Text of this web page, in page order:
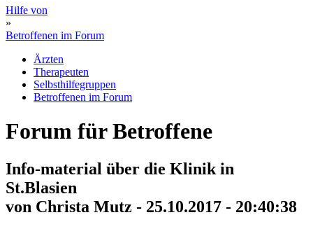
Hilfe von
»
Betroffenen im Forum
Ärzten
Therapeuten
Selbsthilfegruppen
Betroffenen im Forum
Forum für Betroffene
Info-material über die Klinik in
St.Blasien
von Christa Mutz - 25.10.2017 - 20:40:38